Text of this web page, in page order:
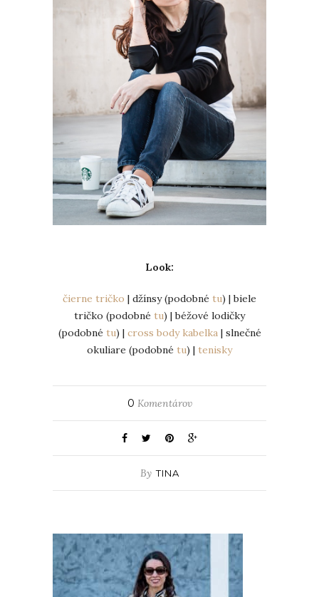
Look:
čierne tričko | džínsy (podobné tu) | biele
tričko (podobné tu) | béžové lodičky
(podobné tu) | cross body kabelka | slnečné
okuliare (podobné tu) | tenisky
0 Komentárov
By TINA